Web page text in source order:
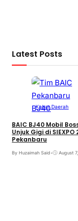
Latest Posts
Kabar Daerah
BAIC BJ40 Mobil
Unjuk Gigi di SIEXPO
Pekanbaru
By Huzaimah Said• August